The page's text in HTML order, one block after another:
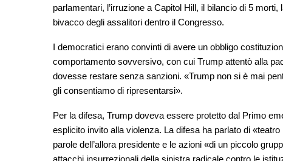
parlamentari, l’irruzione a Capitol Hill, il bilancio di 5
bivacco degli assalitori dentro il Congresso.
I democratici erano convinti di avere un obbligo
comportamento sovversivo, con cui Trump attentò alla
dovesse restare senza sanzioni. «Trump non si è mai
gli consentiamo di ripresentarsi».
Per la difesa, Trump doveva essere protetto dal Primo
esplicito invito alla violenza. La difesa ha parlato di
parole dell’allora presidente e le azioni «di un piccolo